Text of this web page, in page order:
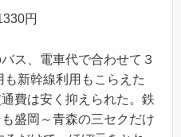
円
ス、電車代で合わせて３
新幹線利用もこらえた
費は安く抑えられた。鉄
盛岡～青森の三セクだけ